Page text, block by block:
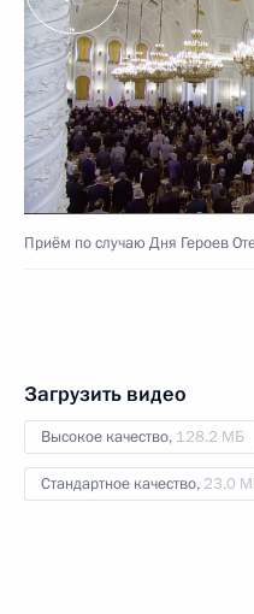
Приём по случаю Дня Героев
Загрузить видео
Высокое качество, 128.2 МБ
Стандартное качество, 23.0